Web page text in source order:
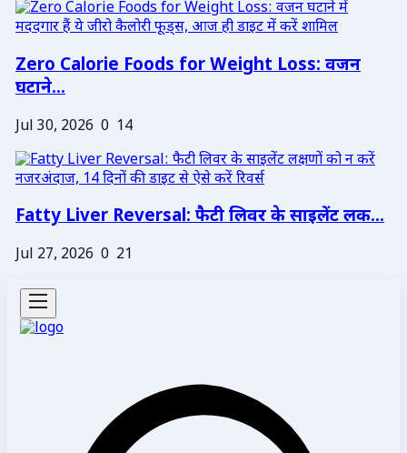
Zero Calorie Foods for Weight Loss: वजन
घटाने...
Jul 30, 2026 0 14
Fatty Liver Reversal: फैटी लिवर के साइलेंट लक...
Jul 27, 2026 0 21